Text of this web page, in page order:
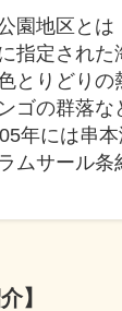
園地区とは
指定され
とりどりの
ゴの群落
年には串
ムサール条
】